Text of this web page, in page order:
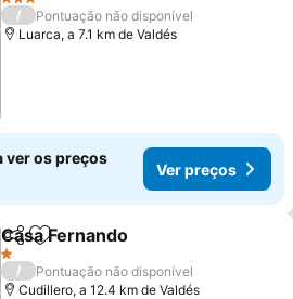
3 Estrelas
/
Pontuação não disponível
Luarca, a 7.1 km de Valdés
ver os preços
Ver preços
PartilharAdicionar aos favoritos
Casa Fernando
1 Estrelas
/
Pontuação não disponível
Cudillero, a 12.4 km de Valdés